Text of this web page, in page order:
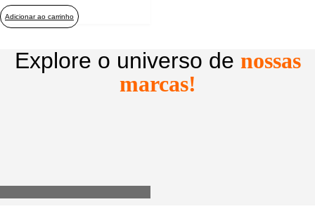
Adicionar ao carrinho
Explore o universo de nossas
marcas!